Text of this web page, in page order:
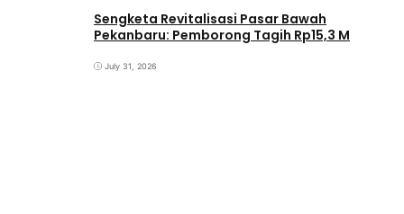
Sengketa Revitalisasi Pasar Bawah
Pekanbaru: Pemborong Tagih Rp15,3 M
July 31, 2026